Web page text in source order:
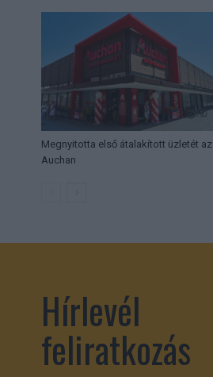
Megnyitotta első átalakított üzletét az
Auchan
Hírlevél
feliratkozás